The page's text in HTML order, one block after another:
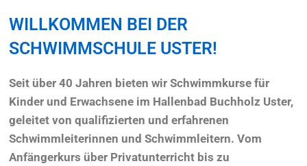
WILLKOMMEN BEI DER
SCHWIMMSCHULE USTER!
Seit über 40 Jahren bieten wir Schwimmkurse für
Kinder und Erwachsene im Hallenbad Buchholz Uster,
geleitet von qualifizierten und erfahrenen
Schwimmleiterinnen und Schwimmleitern. Vom
Anfängerkurs über Privatunterricht bis zu